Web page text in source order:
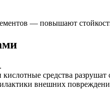
— повышают
средства разрушат
внешних